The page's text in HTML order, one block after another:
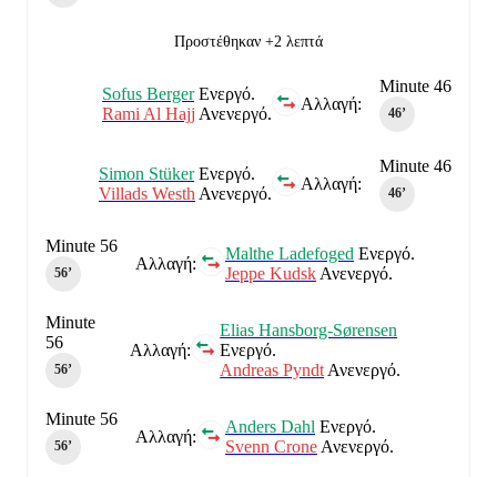
Προστέθηκαν +2 λεπτά
Minute 46
46‎’‎
Αλλαγή:
Sofus BergerΕνεργό.
Rami Al Hajj Ανενεργό.
Minute 46
46‎’‎
Αλλαγή:
Simon StükerΕνεργό.
Villads Westh Ανενεργό.
Αλλαγή:
Malthe Ladefoged Ενεργό.
Jeppe Kudsk Ανενεργό.
Minute 56
56‎’‎
Αλλαγή:
Elias Hansborg-Sørensen
Ενεργό.
Andreas Pyndt Ανενεργό.
Minute
56
56‎’‎
Αλλαγή:
Anders Dahl Ενεργό.
Svenn Crone Ανενεργό.
Minute 56
56‎’‎